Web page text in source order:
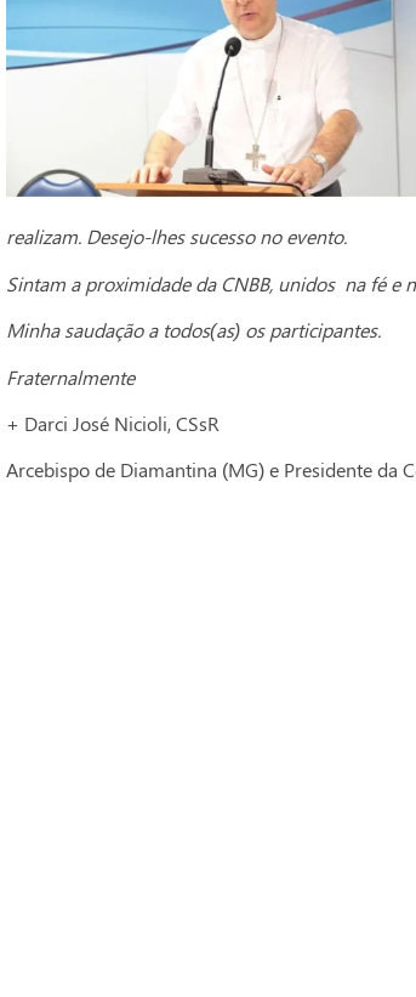
realizam. Desejo-lhes sucesso no evento.
Sintam a proximidade da CNBB, unidos na fé e
Minha saudação a todos(as) os participantes.
Fraternalmente
+ Darci José Nicioli, CSsR
Arcebispo de Diamantina (MG) e Presidente da